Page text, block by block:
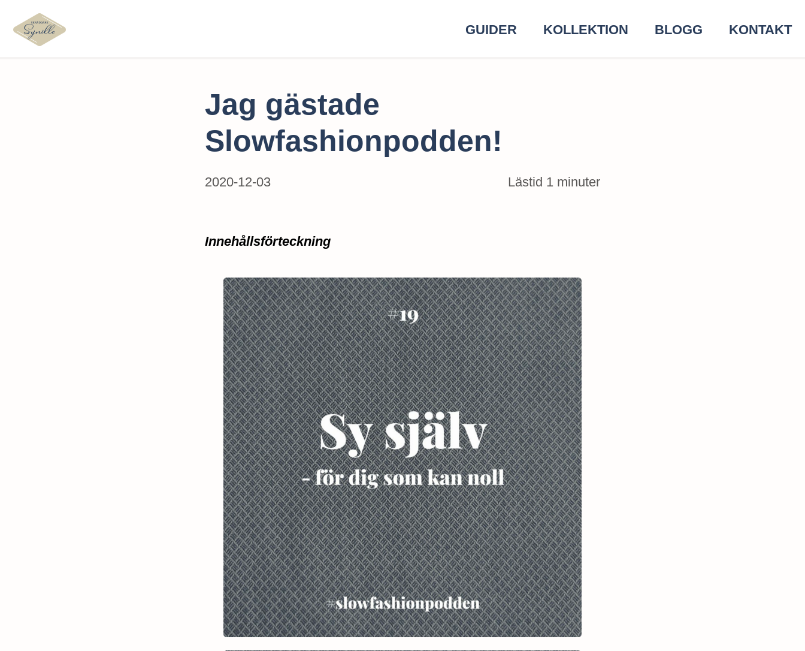
GUIDER KOLLEKTION BLOGG KONTAKT
Jag gästade
Slowfashionpodden!
2020-12-03 Lästid 1 minuter
Innehållsförteckning